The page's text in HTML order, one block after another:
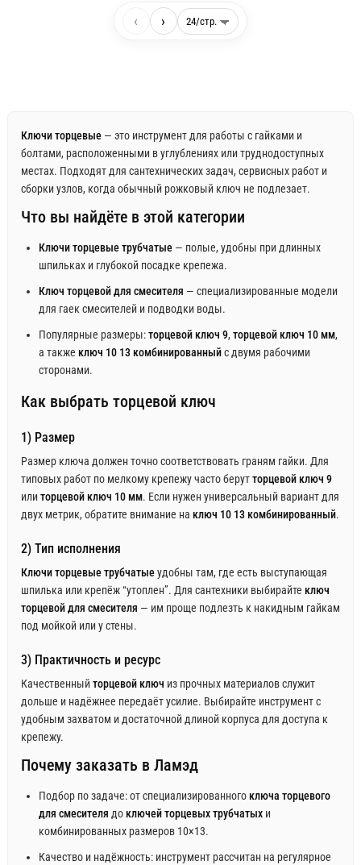
‹ ›
Ключи торцевые— это инструмент для работы с гайками и
болтами, расположенными в углублениях или труднодоступных
местах. Подходят для сантехнических задач, сервисных работ и
сборки узлов, когда обычный рожковый ключ не подлезает.
Что вы найдёте в этой категории
Ключи торцевые трубчатые— полые, удобны при длинных
шпильках и глубокой посадке крепежа.
Ключ торцевой для смесителя — специализированные модели
для гаек смесителей и подводки воды.
Популярные размеры:торцевой ключ 9, торцевой ключ 10 мм,
а также ключ 10 13 комбинированныйс двумя рабочими
сторонами.
Как выбрать торцевой ключ
1) Размер
Размер ключа должен точно соответствовать граням гайки. Для
типовых работ по мелкому крепежу часто берутторцевой ключ 9
или торцевой ключ 10 мм. Если нужен универсальный вариант для
двух метрик, обратите внимание на ключ 10 13 комбинированный.
2) Тип исполнения
Ключи торцевые трубчатыеудобны там, где есть выступающая
шпилька или крепёж “утоплен”. Для сантехники выбирайте ключ
торцевой для смесителя — им проще подлезть к накидным гайкам
под мойкой или у стены.
3) Практичность и ресурс
Качественный торцевой ключ из прочных материалов служит
дольше и надёжнее передаёт усилие. Выбирайте инструмент с
удобным захватом и достаточной длиной корпуса для доступа к
крепежу.
Почему заказать в Ламэд
Подбор по задаче: от специализированного ключа торцевого
для смесителя до ключей торцевых трубчатыхи
комбинированных размеров 10×13.
Качество и надёжность: инструмент рассчитан на регулярное